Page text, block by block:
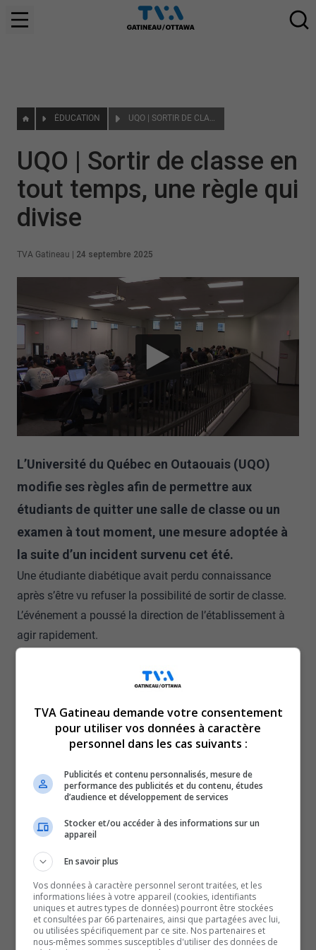
ÉDUCATION UQO | SORTIR DE CLASSE EN TOUT TEMPS, UNE RÈGLE QUI DIVISE
UQO | Sortir de classe en
tout temps, une règle qui
divise
TVA Gatineau 24 septembre 2025
L’Université du Québec en Outaouais (UQO)
modifie ses règles afin de permettre aux
étudiants de quitter une salle de classe ou un
examen à tout moment, une mesure adoptée à
la suite d’un incident survenu cet été.
Une étudiante diabétique avait perdu connaissance
après s’être vu refuser la possibilité de sortir de classe.
L’événement a poussé la direction de l’établissement à
agir rapidement.
Évidemment, on était préoccupé, question de s’assurer
que les personnes étudiantes qui ont un malaise, qu’ils
sont diabétiques, hypoglycémiques, etc., on puisse
respecter leurs besoins et répondre à leurs besoins.
Murielle Laberge,
Celle-ci insiste sur l’importance d’adopter des règles
claires pour éviter qu’un tel incident ne se reproduise.
dans le système pour respecter, pour préserver l’intégrité
physique des personnes étudiantes
La décision soulève toutefois des inquiétudes du côté de
certains enseignants, particulièrement en contexte
d’examen.
Ce qu’on craint, c’est la tricherie. Donc on ne peut pas
TVA Gatineau demande votre consentement
pour utiliser vos données à caractère
personnel dans les cas suivants :
Publicités et contenu personnalisés, mesure de
performance des publicités et du contenu, études
d’audience et développement de services
Stocker et/ou accéder à des informations sur un
appareil
En savoir plus
Vos données à caractère personnel seront traitées, et les
informations liées à votre appareil (cookies, identifiants
uniques et autres types de données) pourront être stockées
et consultées par 66 partenaires, ainsi que partagées avec lui,
ou utilisées spécifiquement par ce site. Nos partenaires et
nous-mêmes sommes susceptibles d'utiliser des données de